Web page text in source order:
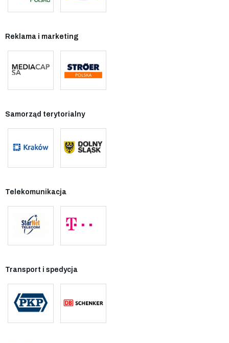
Reklama i marketing
Samorząd terytorialny
Telekomunikacja
Transport i spedycja